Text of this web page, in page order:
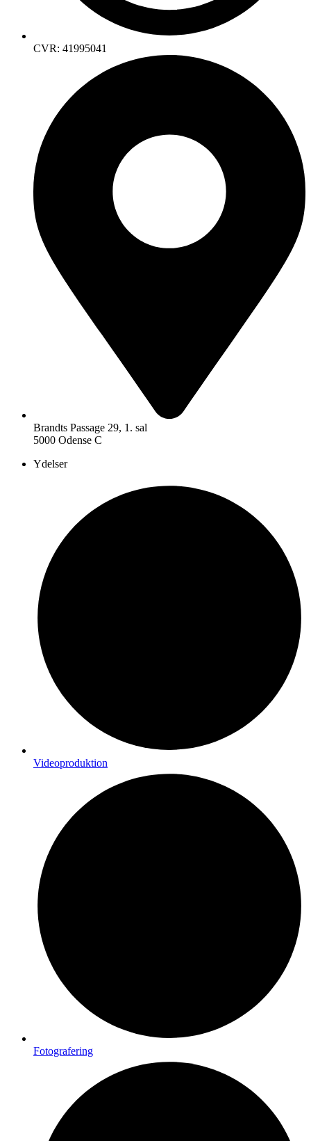
CVR: 41995041
Brandts Passage 29, 1. sal
5000 Odense C
Ydelser
Videoproduktion
Fotografering